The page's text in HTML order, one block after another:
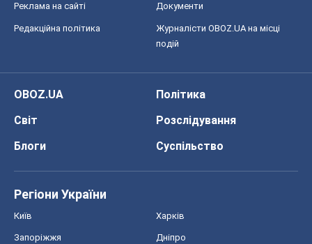
Реклама на сайті Документи
Редакційна політика
Журналісти OBOZ.UA на місці
подій
OBOZ.UA
Політика
Світ
Розслідування
Блоги
Суспільство
Регіони України
Київ Харків
Запоріжжя Дніпро